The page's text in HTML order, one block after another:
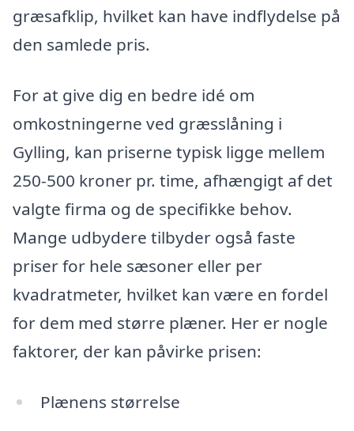
græsafklip, hvilket kan have indflydelse på
den samlede pris.
For at give dig en bedre idé om
omkostningerne ved græsslåning i
Gylling, kan priserne typisk ligge mellem
250-500 kroner pr. time, afhængigt af det
valgte firma og de specifikke behov.
Mange udbydere tilbyder også faste
priser for hele sæsoner eller per
kvadratmeter, hvilket kan være en fordel
for dem med større plæner. Her er nogle
faktorer, der kan påvirke prisen:
Plænens størrelse